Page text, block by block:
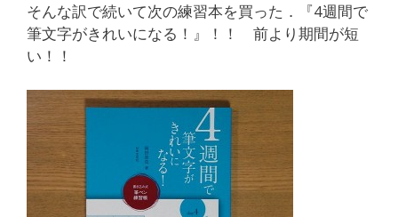
そんな訳で続いて次の練習本を買った．『4週間で
筆文字がきれいになる！』！！ 前より期間が短
い！！